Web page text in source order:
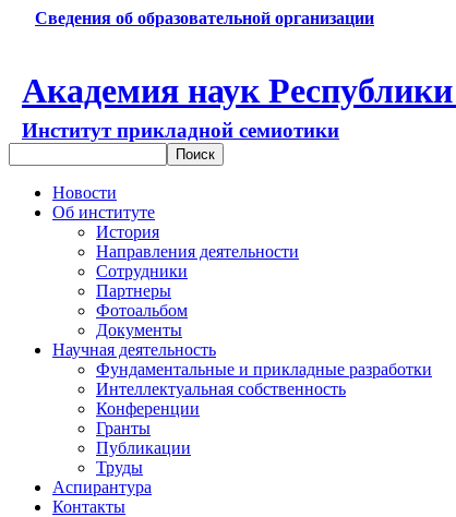
Сведения об образовательной организации
Академия наук
Институт прикладной семиотики
Новости
Об институте
История
Направления деятельности
Сотрудники
Партнеры
Фотоальбом
Документы
Научная деятельность
Фундаментальные и прикладные разработки
Интеллектуальная собственность
Конференции
Гранты
Публикации
Труды
Аспирантура
Контакты